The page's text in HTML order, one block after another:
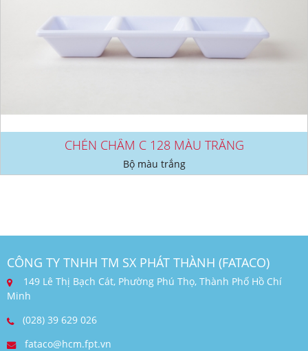
CHÉN CHẤM C 128 MÀU TRẮNG
Bộ màu trắng
CÔNG TY TNHH TM SX PHÁT THÀNH (FATACO)
149 Lê Thị Bạch Cát, Phường Phú Thọ, Thành Phố Hồ Chí
Minh
(028) 39 629 026
fataco@hcm.fpt.vn